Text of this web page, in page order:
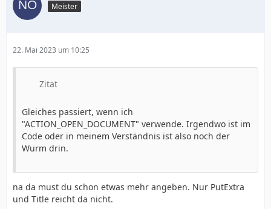
Meister
22. Mai 2023 um 10:25
Zitat
Gleiches passiert, wenn ich
"ACTION_OPEN_DOCUMENT" verwende. Irgendwo ist im
Code oder in meinem Verständnis ist also noch der
Wurm drin.
na da must du schon etwas mehr angeben. Nur PutExtra
und Title reicht da nicht.